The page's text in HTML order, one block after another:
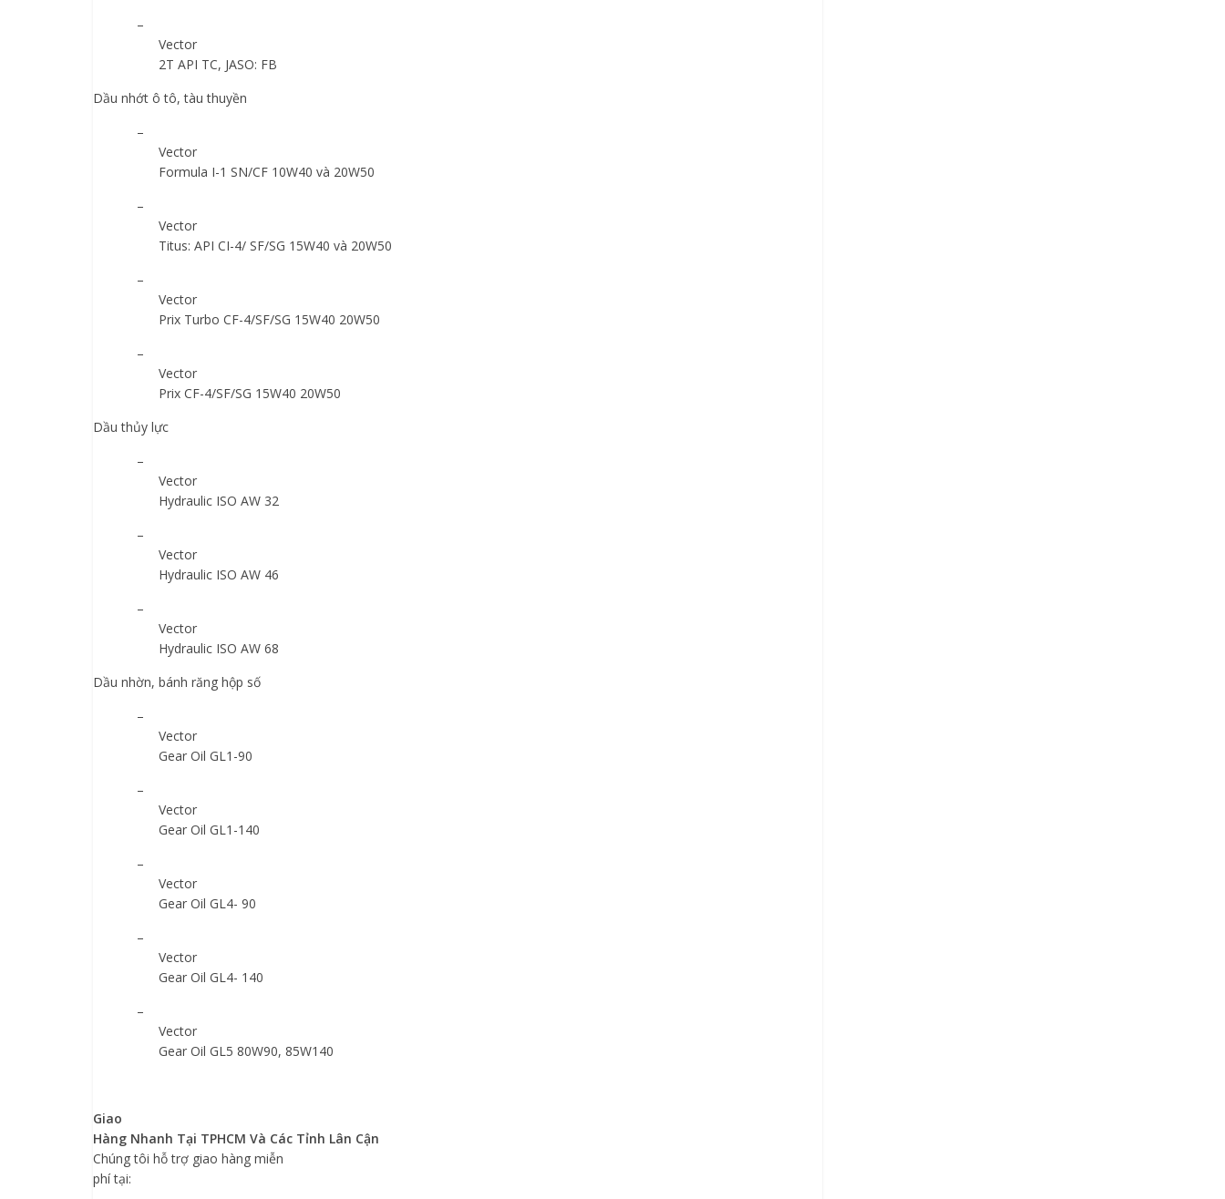
–
Vector
2T API TC, JASO: FB
Dầu nhớt ô tô, tàu thuyền
–
Vector
Formula I-1 SN/CF 10W40 và 20W50
–
Vector
Titus: API CI-4/ SF/SG 15W40 và 20W50
–
Vector
Prix Turbo CF-4/SF/SG 15W40 20W50
–
Vector
Prix CF-4/SF/SG 15W40 20W50
Dầu thủy lực
–
Vector
Hydraulic ISO AW 32
–
Vector
Hydraulic ISO AW 46
–
Vector
Hydraulic ISO AW 68
Dầu nhờn, bánh răng hộp số
–
Vector
Gear Oil GL1-90
–
Vector
Gear Oil GL1-140
–
Vector
Gear Oil GL4- 90
–
Vector
Gear Oil GL4- 140
–
Vector
Gear Oil GL5 80W90, 85W140
Giao
Hàng Nhanh Tại TPHCM Và Các Tỉnh Lân Cận
Chúngtôi hỗ trợ giao hàng miễn
phí tại: